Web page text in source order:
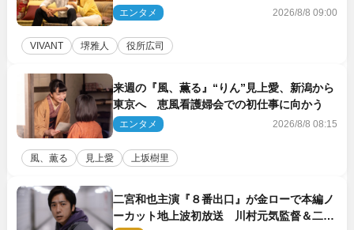
エンタメ 2026/8/8 09:00
VIVANT 堺雅人 役所広司
来週の『風、薫る』“りん”見上愛、新潟から
東京へ 恵風看護婦会での初仕事に向かう
エンタメ 2026/8/8 08:15
風、薫る 見上愛 上坂樹里
二宮和也主演『８番出口』が金ローで本編ノ
ーカット地上波初放送 川村元気監督＆二宮